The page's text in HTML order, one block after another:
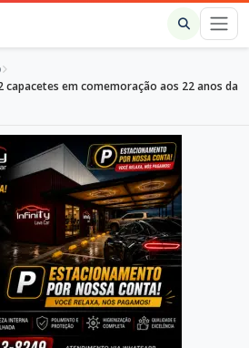
em comemoração aos 22 anos da